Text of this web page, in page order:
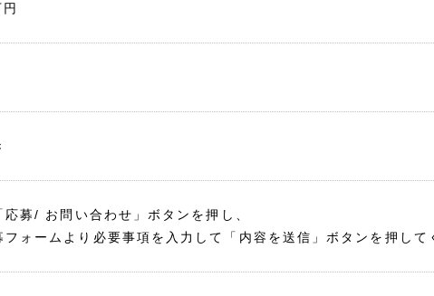
応募/ お問い合わせ」ボタンを押し、
フォームより必要事項を入力して「内容を送信」ボタンを押して